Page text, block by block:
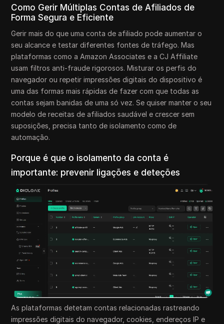
Como Gerir Múltiplas Contas de Afiliados de
Forma Segura e Eficiente
Gerir mais do que uma conta de afiliado pode aumentar o
seu alcance e testar diferentes fontes de tráfego. Mas
plataformas como a Amazon Associates e a CJ Affiliate
usam filtros anti-fraude rigorosos. Misturar os perfis do
navegador ou repetir impressões digitais do dispositivo é
uma das formas mais rápidas de fazer com que todas as
contas sejam banidas de uma só vez. Se quiser manter o seu
modelo de receitas de afiliados saudável e crescer sem
suposições, precisa tanto de isolamento como de
automação.
Porque é que o isolamento da conta é
importante: prevenir ligações e deteções
As plataformas detetam contas relacionadas rastreando
impressões digitais do navegador, cookies, endereços IP e